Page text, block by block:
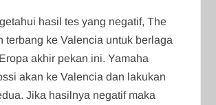
hasil tes yang negatif, The
terbang ke Valencia untuk berlaga
akhir pekan ini. Yamaha
akan ke Valencia dan lakukan
Jika hasilnya negatif maka